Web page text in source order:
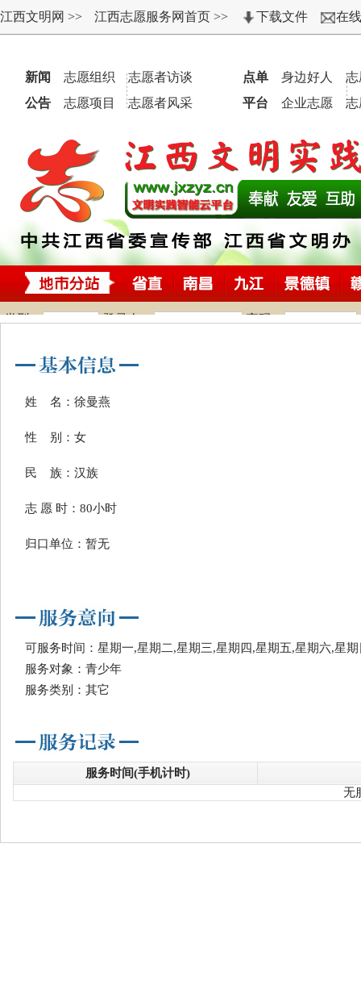
姓 名：徐曼燕
性 别：女
民 族：汉族
志 愿 时：80小时
归口单位：暂无
可服务时间：星期一,星期二,星期三,星期四,星期五,星期六,星期
服务对象：青少年
服务类别：其它